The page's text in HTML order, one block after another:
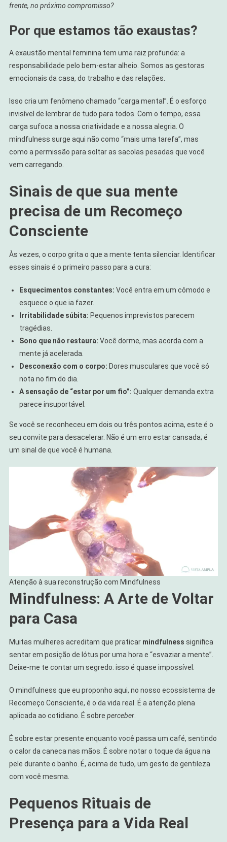
frente, no próximo compromisso?
Por que estamos tão exaustas?
A exaustão mental feminina tem uma raiz profunda: a
responsabilidade pelo bem-estar alheio. Somos as gestoras
emocionais da casa, do trabalho e das relações.
Isso cria um fenômeno chamado “carga mental”. É o esforço
invisível de lembrar de tudo para todos. Com o tempo, essa
carga sufoca a nossa criatividade e a nossa alegria. O
mindfulness surge aqui não como “mais uma tarefa”, mas
como a permissão para soltar as sacolas pesadas que você
vem carregando.
Sinais de que sua mente
precisa de um Recomeço
Consciente
Às vezes, o corpo grita o que a mente tenta silenciar. Identificar
esses sinais é o primeiro passo para a cura:
Esquecimentos constantes: Você entra em um cômodo e
esquece o que ia fazer.
Irritabilidade súbita: Pequenos imprevistos parecem
tragédias.
Sono que não restaura: Você dorme, mas acorda com a
mente já acelerada.
Desconexão com o corpo: Dores musculares que você só
nota no fim do dia.
A sensação de “estar por um fio”: Qualquer demanda extra
parece insuportável.
Se você se reconheceu em dois ou três pontos acima, este é o
seu convite para desacelerar. Não é um erro estar cansada; é
um sinal de que você é humana.
Atenção à sua reconstrução com Mindfulness
Mindfulness: A Arte de Voltar
para Casa
Muitas mulheres acreditam que praticar mindfulness significa
sentar em posição de lótus por uma hora e “esvaziar a mente”.
Deixe-me te contar um segredo: isso é quase impossível.
O mindfulness que eu proponho aqui, no nosso ecossistema de
Recomeço Consciente, é o da vida real. É a atenção plena
aplicada ao cotidiano. É sobre perceber.
É sobre estar presente enquanto você passa um café, sentindo
o calor da caneca nas mãos. É sobre notar o toque da água na
pele durante o banho. É, acima de tudo, um gesto de gentileza
com você mesma.
Pequenos Rituais de
Presença para a Vida Real